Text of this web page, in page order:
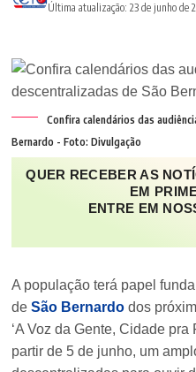
Última atualização: 23 de junho de
Confira calendários das
Bernardo - Foto: Divulgação
QUER RECEBER AS
EM
ENTRE EM
A população terá papel
deSão Bernardo dos
‘A Voz da Gente, Cidade
partir de 5 de junho, um